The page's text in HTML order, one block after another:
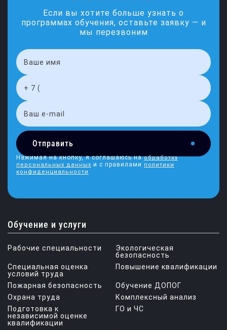
Если вы хотите больше узнать о
программах обучения, оставьте заявку — и
мы перезвоним
Отправить
Нажимая на кнопку, я соглашаюсь наобработку
персональных данных и с правилами политики
конфиденциальности
Обучение и услуги
Рабочие специальности
Экологическая
безопасность
Специальная оценка
условий труда
Повышение квалификации
Пожарная безопасность
Обучение ДОПОГ
Охрана труда
Комплексный анализ
Подготовка к
независимой оценке
квалификации
ГО и ЧС